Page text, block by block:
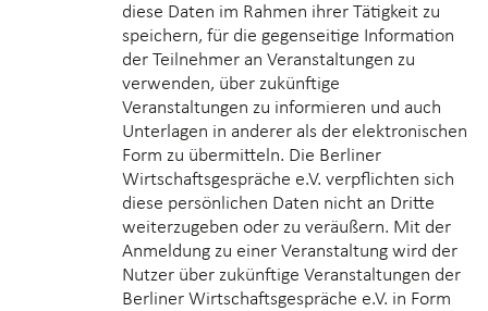
diese Daten im Rahmen ihrer Tätigkeit zu
speichern, für die gegenseitige Information
der Teilnehmer an Veranstaltungen zu
verwenden, über zukünftige
Veranstaltungen zu informieren und auch
Unterlagen in anderer als der elektronischen
Form zu übermitteln. Die Berliner
Wirtschaftsgespräche e.V. verpflichten sich
diese persönlichen Daten nicht an Dritte
weiterzugeben oder zu veräußern. Mit der
Anmeldung zu einer Veranstaltung wird der
Nutzer über zukünftige Veranstaltungen der
Berliner Wirtschaftsgespräche e.V. in Form